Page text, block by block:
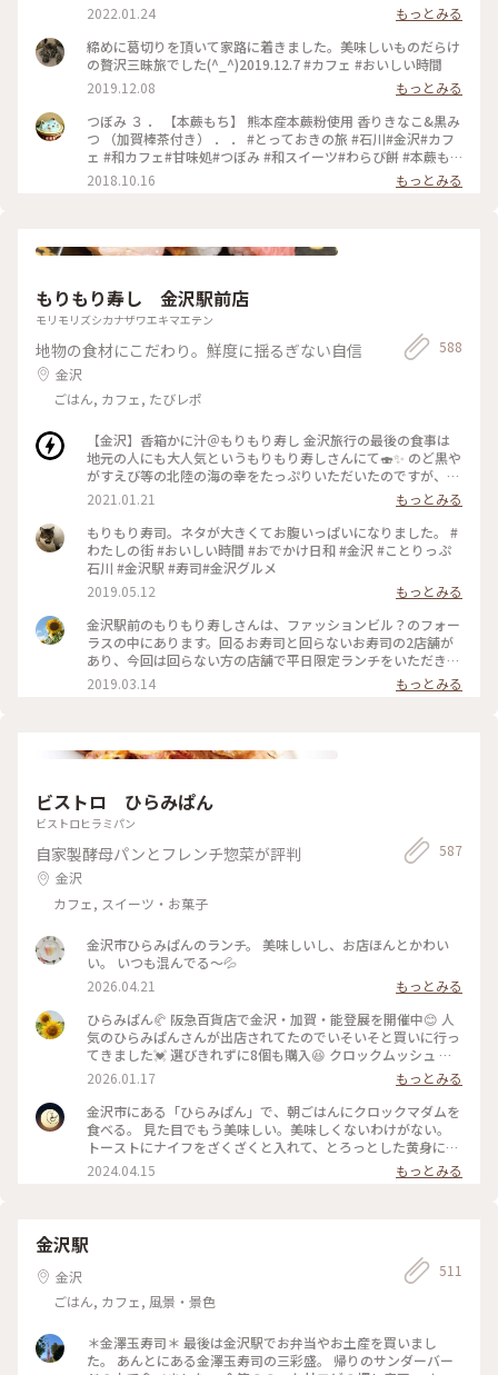
2022.01.24
もっとみる
締めに葛切りを頂いて家路に着きました。美味しいものだらけ
の贅沢三昧旅でした(^_^)2019.12.7 #カフェ #おいしい時間
2019.12.08
もっとみる
つぼみ ３ ． 【本蕨もち】 熊本産本蕨粉使用 香りきなこ&黒み
つ （加賀棒茶付き） ． ． #とっておきの旅 #石川#金沢#カフ
ェ #和カフェ#甘味処#つぼみ #和スイーツ#わらび餅 #本蕨も
ち #加賀棒茶 #ことりっぷ石川 #金沢旅2018♡
2018.10.16 もっとみる
もりもり寿し 金沢駅前店
モリモリズシカナザワエキマエテン
地物の食材にこだわり。鮮度に揺るぎない自信
金沢
ごはん, カフェ, たびレポ
588
【金沢】香箱かに汁＠もりもり寿し 金沢旅行の最後の食事は
地元の人にも大人気というもりもり寿しさんにて🍣✨ のど黒や
がすえび等の北陸の海の幸をたっぷりいただいたのですが、こ
の香箱がにのかに汁が絶品でした🦀 旬の香箱がには内子も外
子も味噌もみっちみちに詰まっていて、濃厚で美味しい～！ 見
てくださいこの断面…すごすぎる…！蟹味噌大好きなので幸せ
すぎました😭 旬のものを旬の時期に味わうって最高の贅沢で
すねえ…。滞在時間の最後の最後まで日本海の幸を満喫できま
2021.01.21
もっとみる
もりもり寿司。ネタが大きくてお腹いっぱいになりました。 #
わたしの街 #おいしい時間 #おでかけ日和 #金沢 #ことりっぷ
石川 #金沢駅 #寿司#金沢グルメ
2019.05.12
もっとみる
金沢駅前のもりもり寿しさんは、ファッションビル？のフォー
ラスの中にあります。回るお寿司と回らないお寿司の2店舗が
あり、今回は回らない方の店舗で平日限定ランチをいただきま
した😋 お寿司10貫に美味しいあら汁がついてとってもおト
ク。定番ネタ中心ですがどれも新鮮で美味しく、さすが金沢！
2019.03.14 もっとみる
ビストロ ひらみぱん
ビストロヒラミパン
自家製酵母パンとフレンチ惣菜が評判
金沢
カフェ, スイーツ・お菓子
587
金沢市ひらみぱんのランチ。 美味しいし、お店ほんとかわい
い。 いつも混んでる〜💦
2026.04.21
もっとみる
ひらみぱん🥐 阪急百貨店で金沢・加賀・能登展を開催中😊 人
気のひらみぱんさんが出店されてたのでいそいそと買いに行っ
てきました💓 選びきれずに8個も購入😆 クロックムッシュ ク
ロワッサン 生ハムとカポナータのパニーニ 能登塩あんバター
カヌレ ころ柿とプルーンといちじくとマスカット ショーソン
オ ポム 小海老と丸芋のキッシュ どれも美味しかったけれど、
ドライフルーツがいっぱい入ったハード系のパンが1番のお気
に入りでした😊 噛めば噛むほどドライフルーツの甘みと小麦
が混ざりあって最高の味わいでした🥰 いつかあのお店に行き
たいなあ、と憧れが募りました🥰 スポットは金沢のお店にし
2026.01.17
もっとみる
金沢市にある「ひらみぱん」で、朝ごはんにクロックマダムを
食べる。 見た目でもう美味しい。美味しくないわけがない。
トーストにナイフをざくざくと入れて、とろっとした黄身にち
ょんちょんつけて一口、、、、、幸せとはこのことか( ˘ω˘ )
他にもレトロな外観と店内、店頭に並ぶ美味しそうなパン、き
沢
2024.04.15 もっとみる
金沢駅
金沢
ごはん, カフェ, 風景・景色
511
＊金澤玉寿司＊ 最後は金沢駅でお弁当やお土産を買いまし
た。 あんとにある金澤玉寿司の三彩盛。 帰りのサンダーバー